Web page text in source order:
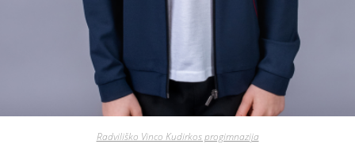
Radviliško Vinco Kudirkos progimnazija